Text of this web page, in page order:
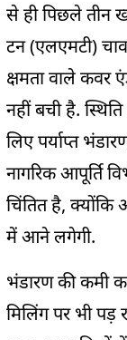
से ही पिछले तीन
टन (एलएमटी)
क्षमता वाले कवर
नहीं बची है.
लिए पर्याप्त
नागरिक आपूर्ति
चिंतित है,
में आने लगेगी.
भंडारण की कमी
मिलिंग पर भी पड़